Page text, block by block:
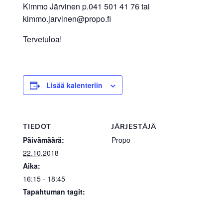
Kimmo Järvinen p.041 501 41 76 tai
kimmo.jarvinen@propo.fi
Tervetuloa!
Lisää kalenteriin
TIEDOT
Päivämäärä:
22.10.2018
Aika:
16:15 - 18:45
Tapahtuman tagit:
JÄRJESTÄJÄ
Propo